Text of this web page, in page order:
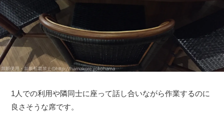
1人での利用や隣同士に座って話し合いながら作業するのに
良さそうな席です。